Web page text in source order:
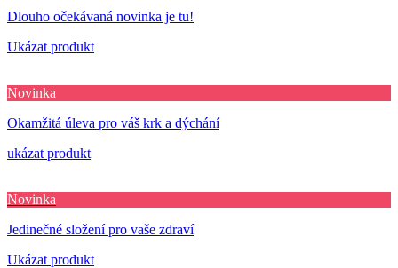
Dlouho očekávaná novinka je tu!
Ukázat produkt
Novinka
Okamžitá úleva pro váš krk a dýchání
ukázat produkt
Novinka
Jedinečné složení pro vaše zdraví
Ukázat produkt